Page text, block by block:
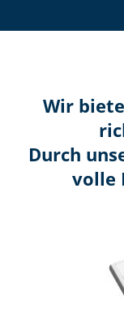
Wir
Durch
volle